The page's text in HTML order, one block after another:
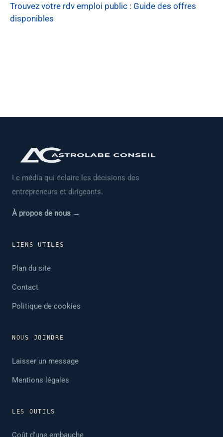
Trouvez votre rdv emploi public : Guide des offres
disponibles
Le média qui éclaire les décisions des
entrepreneurs et dirigeants.
À propos de nous →
LIENS UTILES
Plan du site
Contact
Politique de cookies
NOUS JOINDRE
Laisser un message
Mentions légales
LES OUTILS
Coût d'une embauche